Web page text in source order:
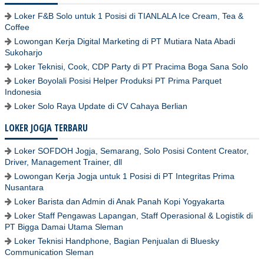
Loker F&B Solo untuk 1 Posisi di TIANLALA Ice Cream, Tea &
Coffee
Lowongan Kerja Digital Marketing di PT Mutiara Nata Abadi
Sukoharjo
Loker Teknisi, Cook, CDP Party di PT Pracima Boga Sana Solo
Loker Boyolali Posisi Helper Produksi PT Prima Parquet
Indonesia
Loker Solo Raya Update di CV Cahaya Berlian
LOKER JOGJA TERBARU
Loker SOFDOH Jogja, Semarang, Solo Posisi Content Creator,
Driver, Management Trainer, dll
Lowongan Kerja Jogja untuk 1 Posisi di PT Integritas Prima
Nusantara
Loker Barista dan Admin di Anak Panah Kopi Yogyakarta
Loker Staff Pengawas Lapangan, Staff Operasional & Logistik di
PT Bigga Damai Utama Sleman
Loker Teknisi Handphone, Bagian Penjualan di Bluesky
Communication Sleman